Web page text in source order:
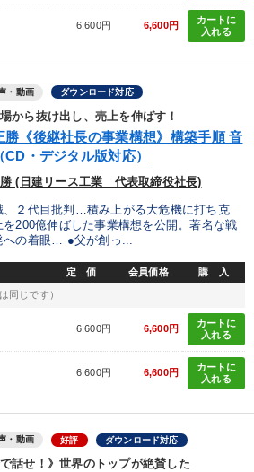
6,600円 6,600円
カートに
入れる
・動画 ダウンロード対応
から抜け出し、売上を伸ばす！
勝《後継社長の事業構想》構築手順 音
CD・デジタル版対応）
(日建リース工業 代表取締役社長)
、２代目批判…積み上がる大危機に打ち克
200億伸ばした事業構想を公開。著名な戦
への着眼… ●父が創っ...
定 価 会員価格 購 入
同じです）
6,600円 6,600円
カートに
入れる
6,600円 6,600円
カートに
入れる
・動画 好評 ダウンロード対応
で話せ！》世界のトップが絶賛した